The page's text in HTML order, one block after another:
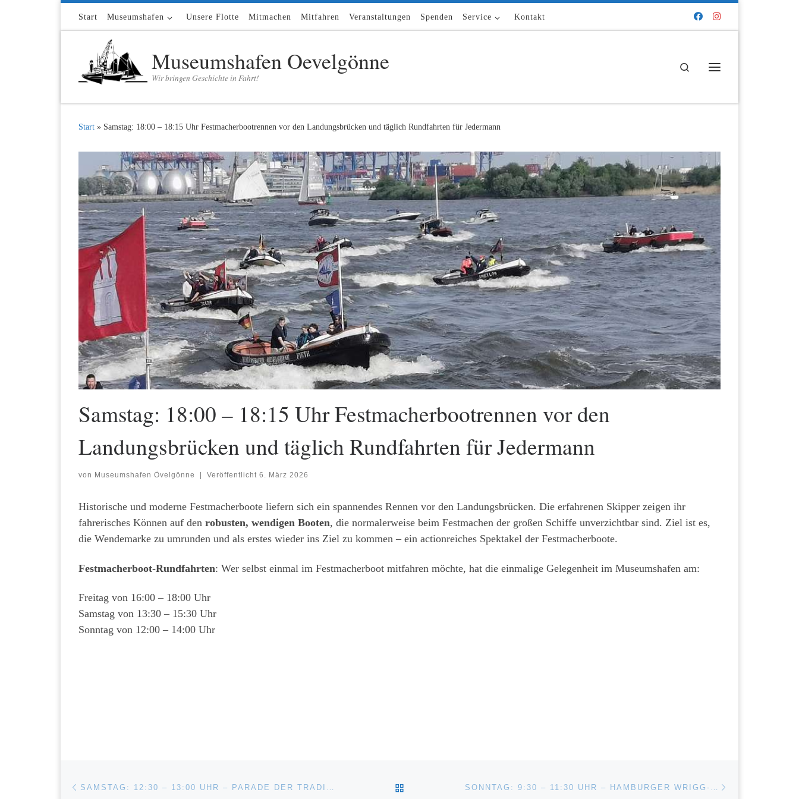
Zum Inhalt springen
Start Museumshafen Unsere Flotte Mitmachen Mitfahren Veranstaltungen Spenden Service Kontakt
Museumshafen Oevelgönne
Wir bringen Geschichte in Fahrt!
Search
Start » Samstag: 18:00 – 18:15 Uhr Festmacherbootrennen vor den Landungsbrücken und täglich Rundfahrten für Jedermann
Samstag: 18:00 – 18:15 Uhr Festmacherbootrennen vor den
Landungsbrücken und täglich Rundfahrten für Jedermann
von Museumshafen Övelgönne Veröffentlicht 6. März 2026
Historische und moderne Festmacherboote liefern sich ein spannendes Rennen vor den Landungsbrücken. Die erfahrenen Skipper zeigen ihr
fahrerisches Können auf den robusten, wendigen Booten, die normalerweise beim Festmachen der großen Schiffe unverzichtbar sind. Ziel ist es,
die Wendemarke zu umrunden und als erstes wieder ins Ziel zu kommen – ein actionreiches Spektakel der Festmacherboote.
Festmacherboot-Rundfahrten: Wer selbst einmal im Festmacherboot mitfahren möchte, hat die einmalige Gelegenheit im Museumshafen am:
Freitag von 16:00 – 18:00 Uhr
Samstag von 13:30 – 15:30 Uhr
Sonntag von 12:00 – 14:00 Uhr
Beitragsnavigation ZURÜCK ZUR BEITRAGSLISTE